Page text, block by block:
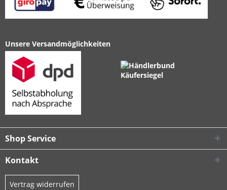
Unsere Versandmöglichkeiten
Shop Service
Kontakt
Vertrag widerrufen